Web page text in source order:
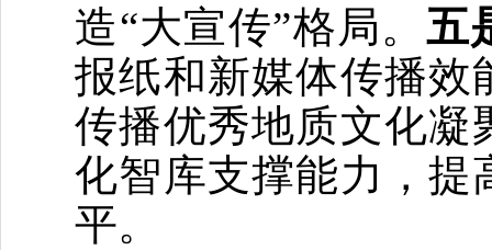
造“大宣传”格局。 五
报纸和新媒体传播效
传播优秀地质文化凝
化智库支撑能力，提
平。